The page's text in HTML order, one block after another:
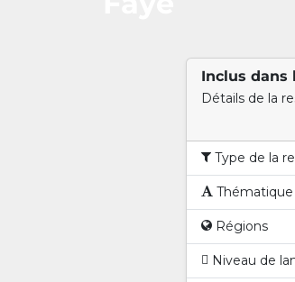
Inclus dans
Détails de la
Type de la
Thématique
Régions
Niveau de